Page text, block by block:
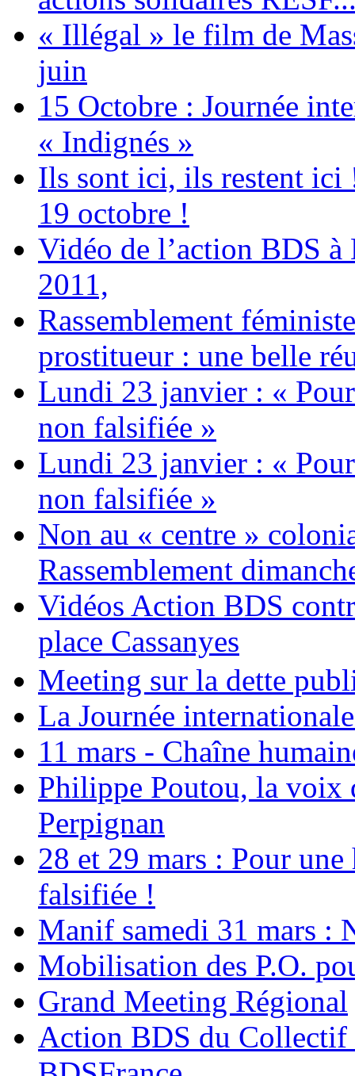
« Illégal » le film de
juin
15 Octobre : Journée
« Indignés »
Ils sont ici, ils restent ici
19 octobre !
Vidéo de l’action BDS
2011,
Rassemblement
prostitueur : une belle
Lundi 23 janvier : «
non falsifiée »
Lundi 23 janvier : «
non falsifiée »
Non au « centre »
Rassemblement
Vidéos Action BDS
place Cassanyes
Meeting sur la dette
La Journée
11 mars - Chaîne
Philippe Poutou, la voix
Perpignan
28 et 29 mars : Pour
falsifiée !
Manif samedi 31 mars :
Mobilisation des P.O.
Grand Meeting Régional
Action BDS du Collectif